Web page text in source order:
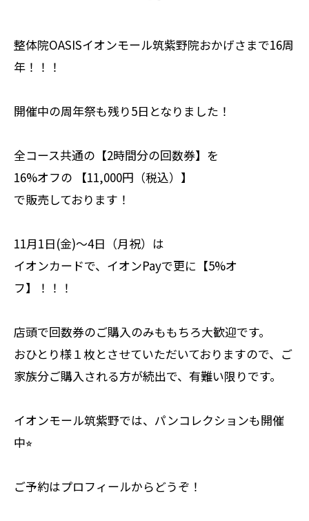
整体院OASISイオンモール筑紫野院おかげさまで16周
年！！！
開催中の周年祭も残り5日となりました！
全コース共通の【2時間分の回数券】を
16%オフの 【11,000円（税込）】
で販売しております！
11月1日(金)〜4日（月祝）は
イオンカードで、イオンPayで更に【5%オ
フ】！！！
店頭で回数券のご購入のみももちろ大歓迎です。
おひとり様１枚とさせていただいておりますので、ご
家族分ご購入される方が続出で、有難い限りです。
イオンモール筑紫野では、パンコレクションも開催
中⭐︎
ご予約はプロフィールからどうぞ！